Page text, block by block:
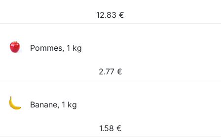
12.83 €
Pommes, 1 kg
2.77 €
Banane, 1 kg
1.58 €